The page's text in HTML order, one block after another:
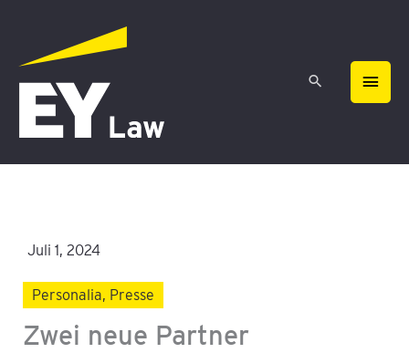
springen
Juli 1, 2024
Personalia, Presse
Zwei neue Partner